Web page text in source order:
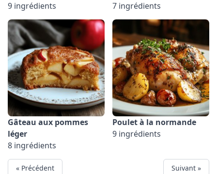
9 ingrédients
7 ingrédients
Gâteau aux pommes
léger
8 ingrédients
Poulet à la normande
9 ingrédients
« Précédent Suivant »